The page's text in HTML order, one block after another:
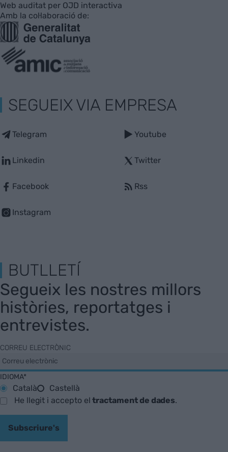
Web auditat per OJD interactiva
Amb la col·laboració de:
SEGUEIX VIA EMPRESA
Telegram
Linkedin
Facebook
Instagram
Youtube
Twitter
Rss
BUTLLETÍ
Segueix les nostres millors
històries, reportatges i
entrevistes.
CORREU ELECTRÒNIC
IDIOMA*
Català
Castellà
He llegit i accepto eltractament de dades.
Subscriure's